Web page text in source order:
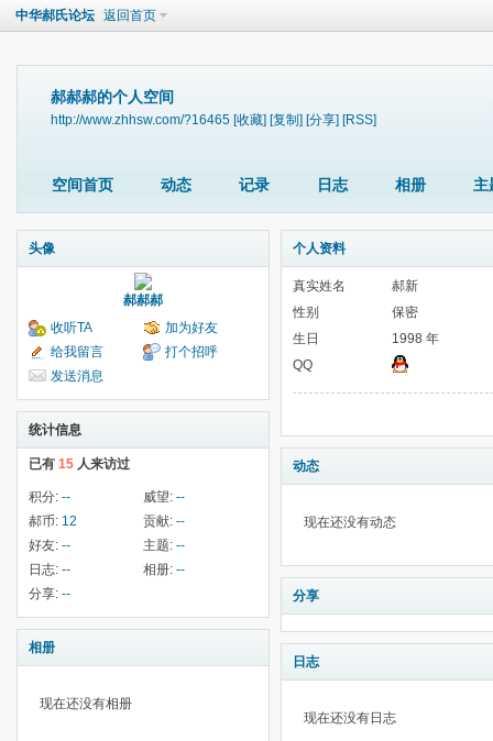
中华郝氏论坛 返回首页
郝郝郝的个人空间
http://www.zhhsw.com/?16465 [收藏] [复制] [分享] [RSS]
空间首页 动态 记录 日志 相册 主
头像
郝郝郝
收听TA
加为好友
给我留言
打个招呼
发送消息
统计信息
已有 15 人来访过
积分: -- 威望: --
郝币: 12 贡献: --
好友: -- 主题: --
日志: -- 相册: --
分享: --
相册
现在还没有相册
个人资料
真实姓名
郝新
性别
保密
生日
1998 年
QQ
动态
现在还没有动态
分享
日志
现在还没有日志